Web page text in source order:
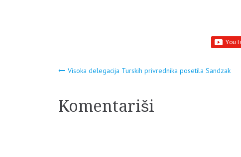
Navigacija
članaka
Visoka delegacija Turskih privrednika posetila Sandzak
Komentariši